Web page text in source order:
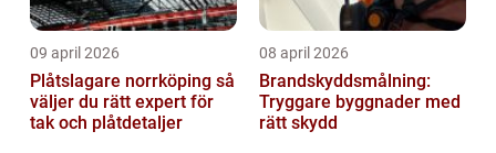
09 april 2026
Plåtslagare norrköping så
väljer du rätt expert för
tak och plåtdetaljer
08 april 2026
Brandskyddsmålning:
Tryggare byggnader med
rätt skydd